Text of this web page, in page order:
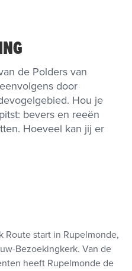
de Polders van
door
Hou je
bevers en reeën
Hoeveel kan jij er
Route start in Rupelmonde,
Bezoekingkerk. Van de
heeft Rupelmonde de